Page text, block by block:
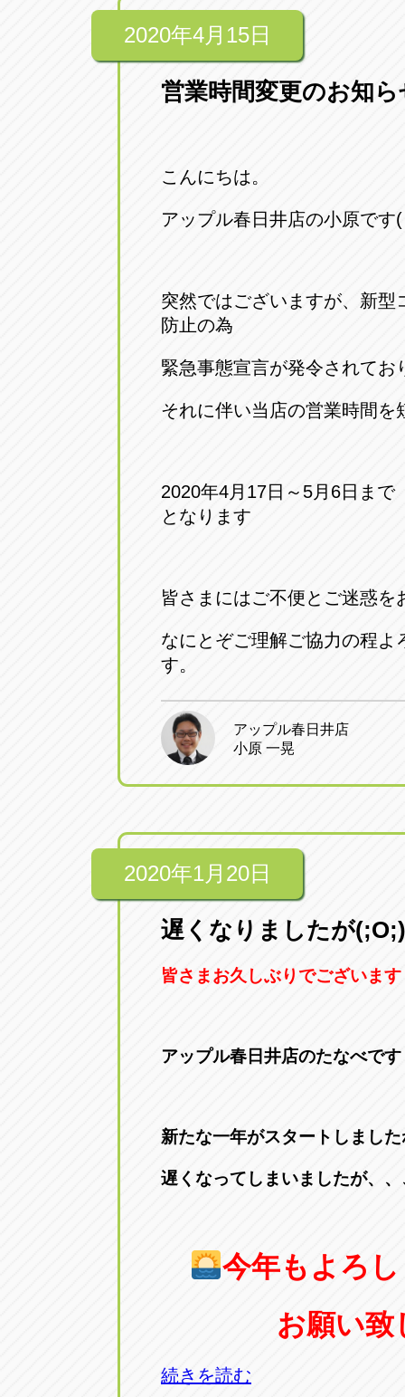
2020年4月15日
営業時間変更のお知ら
こんにちは。
アップル春日井店の小原です
突然ではございますが、新型
防止の為
緊急事態宣言が発令されてお
それに伴い当店の営業時間を
2020年4月17日～5月6日ま
となります
皆さまにはご不便とご迷惑を
なにとぞご理解ご協力の程よ
す。
アップル春日井店
小原 一晃
2020年1月20日
遅くなりましたが(;O;)
皆さまお久しぶりでございま
アップル春日井店のたなべで
新たな一年がスタートしまし
遅くなってしまいましたが、、
今年もよろ
お願い致し
続きを読む